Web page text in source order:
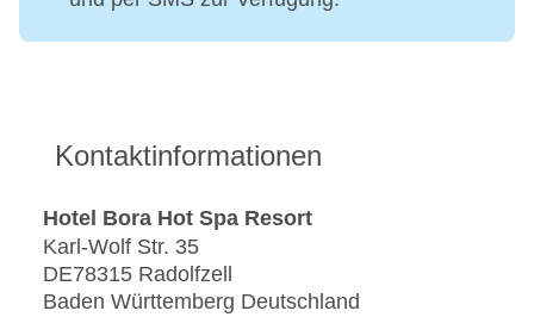
Kontaktinformationen
Hotel Bora Hot Spa Resort
Karl-Wolf Str. 35
DE78315 Radolfzell
Baden Württemberg Deutschland